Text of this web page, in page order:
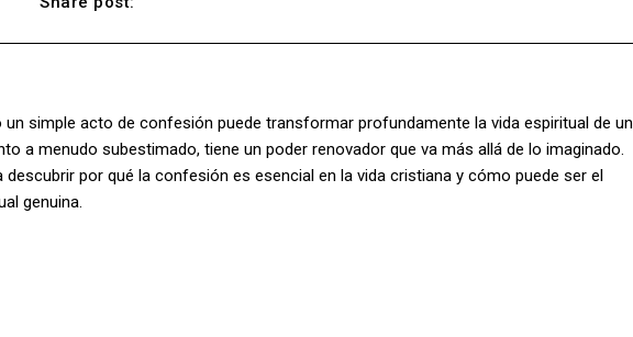
simple acto de confesión puede transformar profundamente la vida espiritual de un
a menudo subestimado, tiene un poder renovador que va más allá de lo imaginado.
por qué la confesión es esencial en la vida cristiana y cómo puede ser el
genuina.